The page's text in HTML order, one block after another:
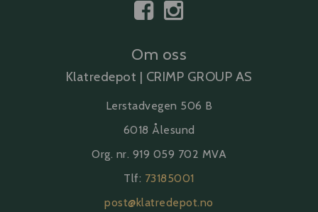
Om oss
Klatredepot | CRIMP GROUP AS
Lerstadvegen 506 B
6018 Ålesund
Org. nr. 919 059 702 MVA
Tlf: 73185001
post@klatredepot.no